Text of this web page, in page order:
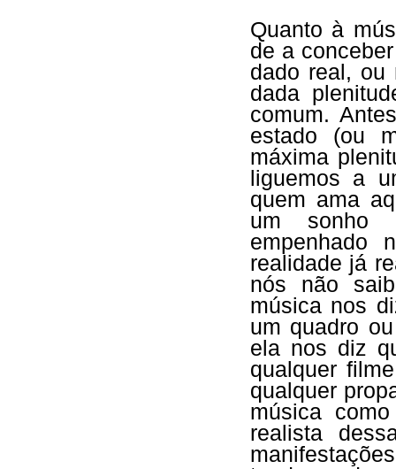
Quanto à
de a
dado real, ou
dada
comum.
estado (ou
máxima
liguemos a
quem ama
um sonho
empenhado
realidade já
nós não
música nos
um quadro
ela nos diz
qualquer
qualquer
música
realista